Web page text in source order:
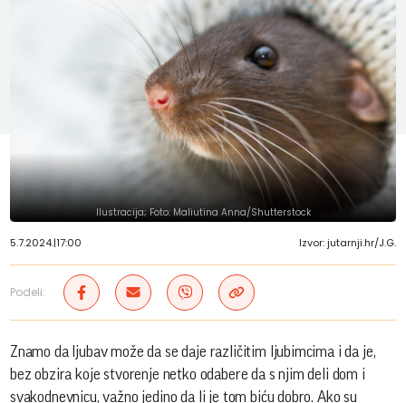
Ilustracija; Foto: Maliutina Anna/Shutterstock
5.7.2024.|17:00 Izvor: jutarnji.hr/J.G.
Podeli:
Znamo da ljubav može da se daje različitim ljubimcima i da je,
bez obzira koje stvorenje netko odabere da s njim deli dom i
svakodnevnicu, važno jedino da li je tom biću dobro. Ako su